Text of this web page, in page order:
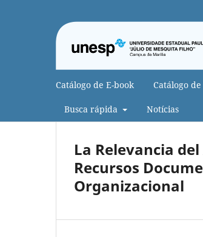
Catálogo de E-book Catálogo
Busca rápida Notícias
La Relevancia
Recursos
Organizacional